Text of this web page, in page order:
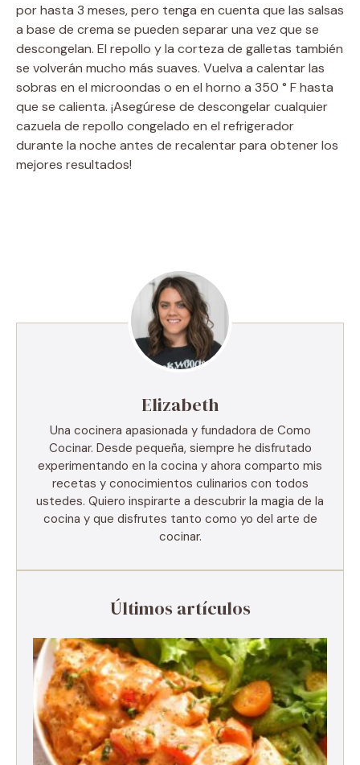
por hasta 3 meses, pero tenga en cuenta que las salsas
a base de crema se pueden separar una vez que se
descongelan. El repollo y la corteza de galletas también
se volverán mucho más suaves. Vuelva a calentar las
sobras en el microondas o en el horno a 350 ° F hasta
que se calienta. ¡Asegúrese de descongelar cualquier
cazuela de repollo congelado en el refrigerador
durante la noche antes de recalentar para obtener los
mejores resultados!
Elizabeth
Una cocinera apasionada y fundadora de Como
Cocinar. Desde pequeña, siempre he disfrutado
experimentando en la cocina y ahora comparto mis
recetas y conocimientos culinarios con todos
ustedes. Quiero inspirarte a descubrir la magia de la
cocina y que disfrutes tanto como yo del arte de
cocinar.
Últimos artículos